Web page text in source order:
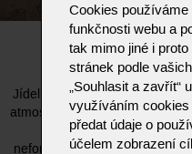
Jídelní lavice SOUL od
atmosféru obývacího pokoje
dokonalý doplněk k
neformálním, měkkým
Cookies
funkčnosti webu a
tak mimo jiné i
stránek podle
„Souhlasit a zavřít“
využíváním
předat údaje o
účelem zobrazení